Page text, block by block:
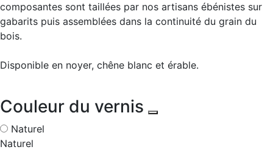
composantes sont taillées par nos artisans ébénistes sur
gabarits puis assemblées dans la continuité du grain du
bois.
Disponible en noyer, chêne blanc et érable.
Couleur du vernis
Naturel
Naturel